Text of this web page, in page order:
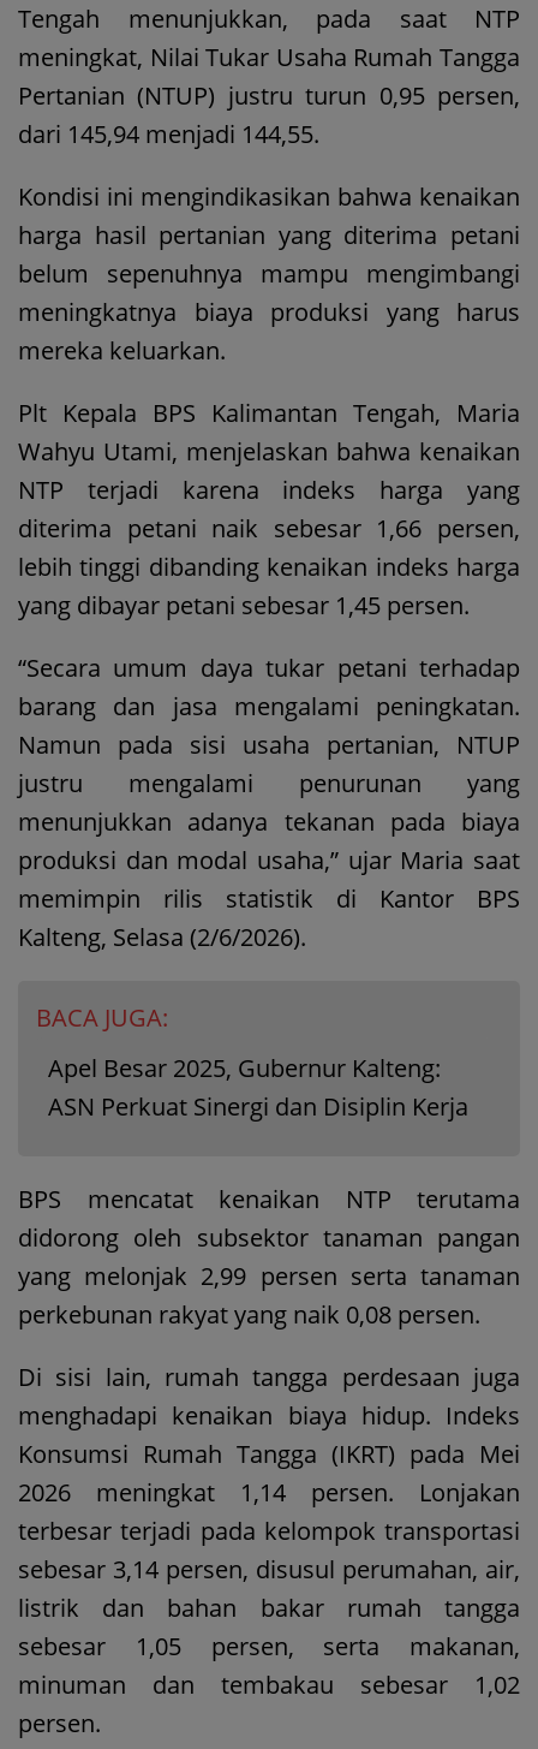
Tengah menunjukkan, pada saat NTP
meningkat, Nilai Tukar Usaha Rumah Tangga
Pertanian (NTUP) justru turun 0,95 persen,
dari 145,94 menjadi 144,55.
Kondisi ini mengindikasikan bahwa kenaikan
harga hasil pertanian yang diterima petani
belum sepenuhnya mampu mengimbangi
meningkatnya biaya produksi yang harus
mereka keluarkan.
Plt Kepala BPS Kalimantan Tengah, Maria
Wahyu Utami, menjelaskan bahwa kenaikan
NTP terjadi karena indeks harga yang
diterima petani naik sebesar 1,66 persen,
lebih tinggi dibanding kenaikan indeks harga
yang dibayar petani sebesar 1,45 persen.
“Secara umum daya tukar petani terhadap
barang dan jasa mengalami peningkatan.
Namun pada sisi usaha pertanian, NTUP
justru mengalami penurunan yang
menunjukkan adanya tekanan pada biaya
produksi dan modal usaha,” ujar Maria saat
memimpin rilis statistik di Kantor BPS
Kalteng, Selasa (2/6/2026).
BACA JUGA:
Apel Besar 2025, Gubernur Kalteng:
ASN Perkuat Sinergi dan Disiplin Kerja
BPS mencatat kenaikan NTP terutama
didorong oleh subsektor tanaman pangan
yang melonjak 2,99 persen serta tanaman
perkebunan rakyat yang naik 0,08 persen.
Di sisi lain, rumah tangga perdesaan juga
menghadapi kenaikan biaya hidup. Indeks
Konsumsi Rumah Tangga (IKRT) pada Mei
2026 meningkat 1,14 persen. Lonjakan
terbesar terjadi pada kelompok transportasi
sebesar 3,14 persen, disusul perumahan, air,
listrik dan bahan bakar rumah tangga
sebesar 1,05 persen, serta makanan,
minuman dan tembakau sebesar 1,02
persen.